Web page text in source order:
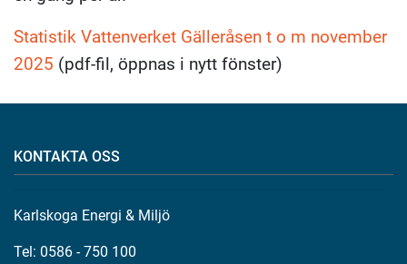
Statistik Vattenverket Gälleråsen t o m november
2025 (pdf-fil, öppnas i nytt fönster)
KONTAKTA OSS
Karlskoga Energi & Miljö
Tel: 0586 - 750 100